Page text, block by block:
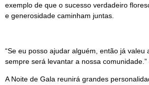
exemplo de que o sucesso verdadeiro
e generosidade caminham juntas.
“Se eu posso ajudar alguém, então já valeu
sempre será levantar a nossa
A Noite de Gala reunirá grandes